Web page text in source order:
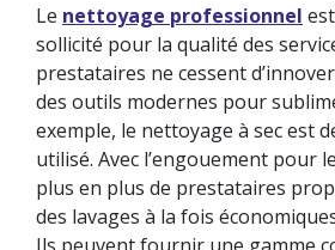
Le nettoyage professionnel
sollicité pour la qualité des
prestataires ne cessent
des outils modernes pour
exemple, le nettoyage à sec est
utilisé. Avec l’engouement pour
plus en plus de prestataires
des lavages à la fois
Ils peuvent fournir une gamme